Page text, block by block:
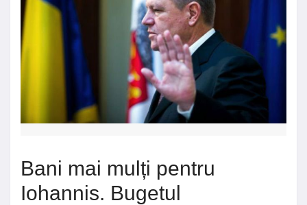
Bani mai mulți pentru
Iohannis. Bugetul